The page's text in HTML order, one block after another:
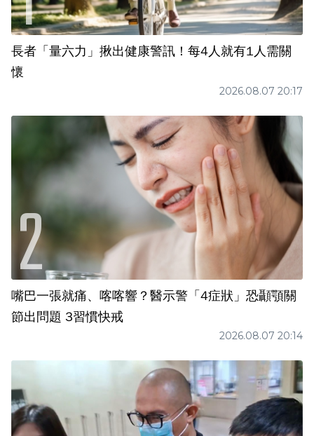
長者「量六力」揪出健康警訊！每4人就有1人需關
懷
2026.08.07 20:17
嘴巴一張就痛、喀喀響？醫示警「4症狀」恐顳顎關
節出問題 3習慣快戒
2026.08.07 20:14